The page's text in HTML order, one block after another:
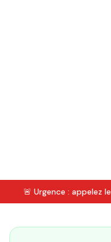
🚨 Urgence : appelez le